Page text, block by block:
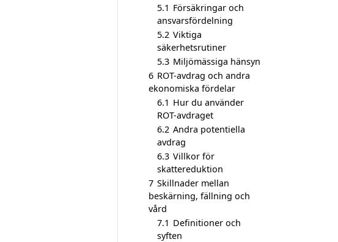
5.1 Försäkringar och
ansvarsfördelning
5.2 Viktiga
säkerhetsrutiner
5.3 Miljömässiga hänsyn
6 ROT-avdrag och andra
ekonomiska fördelar
6.1 Hur du använder
ROT-avdraget
6.2 Andra potentiella
avdrag
6.3 Villkor för
skattereduktion
7 Skillnader mellan
beskärning, fällning och
vård
7.1 Definitioner och
syften